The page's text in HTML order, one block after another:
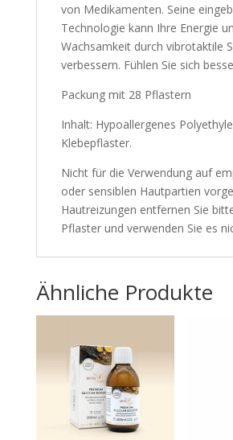
von Medikamenten. Seine
Technologie kann Ihre Energie
Wachsamkeit durch vibrotaktile
verbessern. Fühlen Sie sich
Packung mit 28 Pflastern
Inhalt: Hypoallergenes
Klebepflaster.
Nicht für die Verwendung auf
oder sensiblen Hautpartien
Hautreizungen entfernen Sie
Pflaster und verwenden Sie es
Ähnliche Produkte